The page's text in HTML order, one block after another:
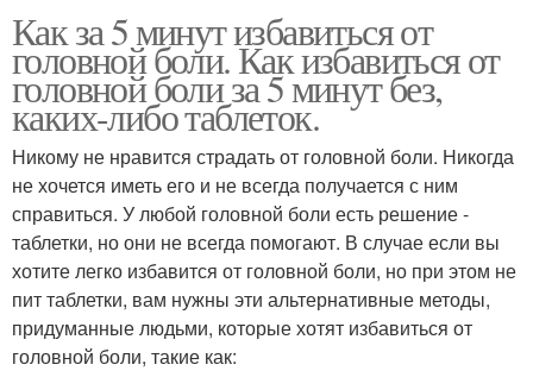
Как за 5 минут избавиться от
головной боли. Как избавиться от
головной боли за 5 минут без,
каких-либо таблеток.
Никому не нравится страдать от головной боли. Никогда
не хочется иметь его и не всегда получается с ним
справиться. У любой головной боли есть решение -
таблетки, но они не всегда помогают. В случае если вы
хотите легко избавится от головной боли, но при этом не
пит таблетки, вам нужны эти альтернативные методы,
придуманные людьми, которые хотят избавиться от
головной боли, такие как: